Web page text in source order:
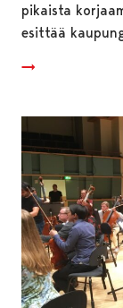
pikaista
esittää